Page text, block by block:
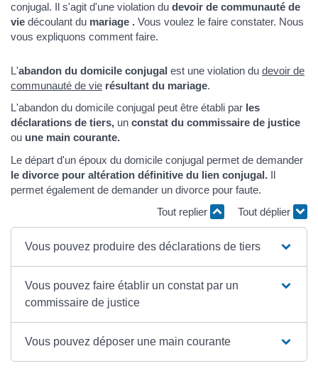
conjugal. Il s'agit d'une violation du devoir de communauté de
vie découlant du mariage . Vous voulez le faire constater. Nous
vous expliquons comment faire.
L'abandon du domicile conjugal est une violation du devoir de
communauté de vie résultant du mariage.
L'abandon du domicile conjugal peut être établi par les
déclarations de tiers, un constat du commissaire de justice
ou une main courante.
Le départ d'un époux du domicile conjugal permet de demander
le divorce pour altération définitive du lien conjugal. Il
permet également de demander un divorce pour faute.
Tout replier
Tout déplier
Vous pouvez produire des déclarations de tiers
Vous pouvez faire établir un constat par un
commissaire de justice
Vous pouvez déposer une main courante